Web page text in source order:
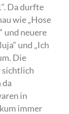
Da durfte
wie „Hose
und neuere
und „Ich
Die
sichtlich
da
in
immer